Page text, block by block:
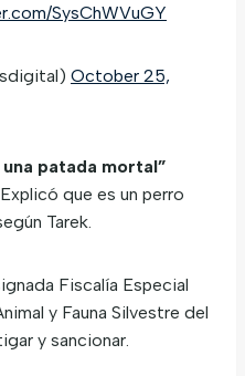
SysChWVuGY
October 25,
una patada mortal”
que es un perro
Tarek.
Fiscalía Especial
y Fauna Silvestre del
y sancionar.